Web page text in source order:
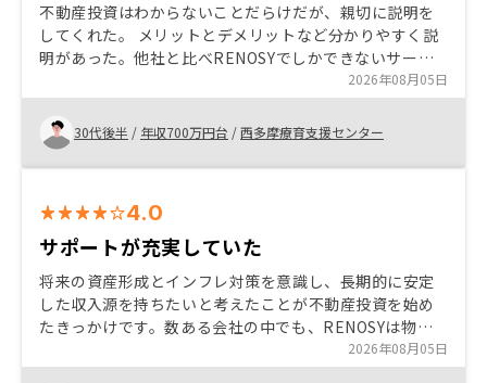
不動産投資はわからないことだらけだが、親切に説明を
してくれた。 メリットとデメリットなど分かりやすく説
明があった。他社と比べRENOSYでしかできないサービ
スがリノベーションの安さや物件の売買のしやすさだと
感じた。
2026年08月05日
30代後半 / 年収700万円台 /西多摩療育支援センター
4.0
サポートが充実していた
将来の資産形成とインフレ対策を意識し、長期的に安定
した収入源を持ちたいと考えたことが不動産投資を始め
たきっかけです。数ある会社の中でも、RENOSYは物件
提案から契約、管理までの流れが分かりやすく、担当者
の説明も丁寧だったため安心感がありました。また、ア
2026年08月05日